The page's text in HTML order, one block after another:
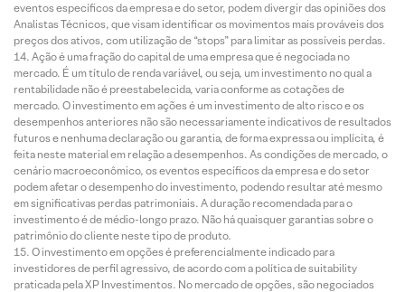
eventos específicos da empresa e do setor, podem divergir das opiniões dos
Analistas Técnicos, que visam identificar os movimentos mais prováveis dos
preços dos ativos, com utilização de “stops” para limitar as possíveis perdas.
Ação é uma fração do capital de uma empresa que é negociada no
mercado. É um título de renda variável, ou seja, um investimento no qual a
rentabilidade não é preestabelecida, varia conforme as cotações de
mercado. O investimento em ações é um investimento de alto risco e os
desempenhos anteriores não são necessariamente indicativos de resultados
futuros e nenhuma declaração ou garantia, de forma expressa ou implícita, é
feita neste material em relação a desempenhos. As condições de mercado, o
cenário macroeconômico, os eventos específicos da empresa e do setor
podem afetar o desempenho do investimento, podendo resultar até mesmo
em significativas perdas patrimoniais. A duração recomendada para o
investimento é de médio-longo prazo. Não há quaisquer garantias sobre o
patrimônio do cliente neste tipo de produto.
O investimento em opções é preferencialmente indicado para
investidores de perfil agressivo, de acordo com a política de suitability
praticada pela XP Investimentos. No mercado de opções, são negociados